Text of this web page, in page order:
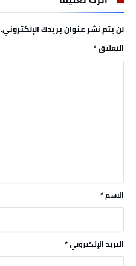
لن يتم نشر عنوان بريدك الإلكتروني.
التعليق*
الاسم*
البريد الإلكتروني*